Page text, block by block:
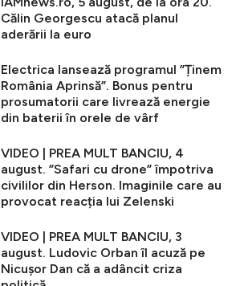
Călin Georgescu atacă planul
aderării la euro
Electrica lansează programul ”Ținem
România Aprinsă”. Bonus pentru
prosumatorii care livrează energie
din baterii în orele de vârf
VIDEO | PREA MULT BANCIU, 4
august. ”Safari cu drone” împotriva
civililor din Herson. Imaginile care au
provocat reacția lui Zelenski
VIDEO | PREA MULT BANCIU, 3
august. Ludovic Orban îl acuză pe
Nicușor Dan că a adâncit criza